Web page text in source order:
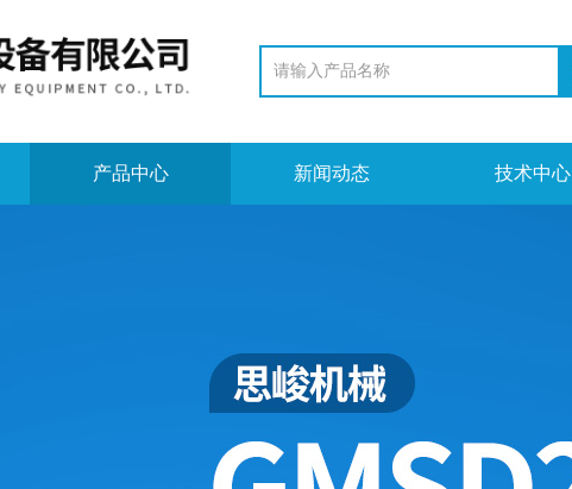
产品中心 新闻动态 技术中心